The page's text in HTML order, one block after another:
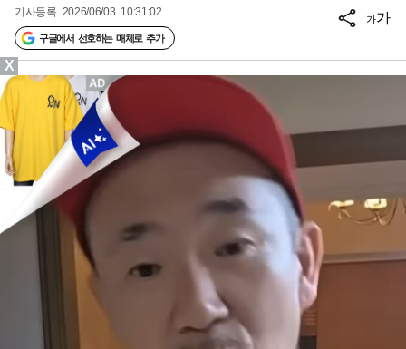
기사등록 2026/06/03 10:31:02
구글에서 선호하는 매체로 추가
가가
X